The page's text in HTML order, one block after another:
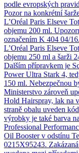
podle evropských
Pozor na konkrétní
L’Oréal Paris Elseve
objemu 200 ml.
označením K 404 04/
L’Oréal Paris Elseve
objemu 250 ml a šarži
Dalším přípravkem je
Power Ultra Stark 4,
150 ml. Nebezpečnou
Ministerstvo zároveň
Hold Hairspray, lak na
straně obalu uveden
výrobky je také barva
Professional
Oil Booster v odstínu
0215X95243.